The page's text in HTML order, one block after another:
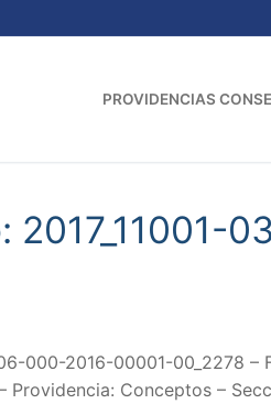
PROVIDENCIAS
000-2016-00001-00_2278
– Providencia: Conceptos –